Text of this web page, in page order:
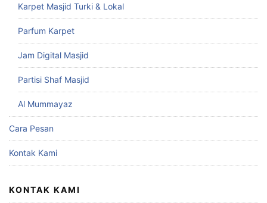
Karpet Masjid Turki & Lokal
Parfum Karpet
Jam Digital Masjid
Partisi Shaf Masjid
Al Mummayaz
Cara Pesan
Kontak Kami
KONTAK KAMI